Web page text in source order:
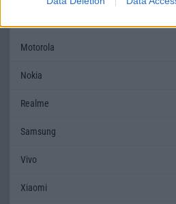
Motorola
Nokia
Realme
Samsung
Vivo
Xiaomi